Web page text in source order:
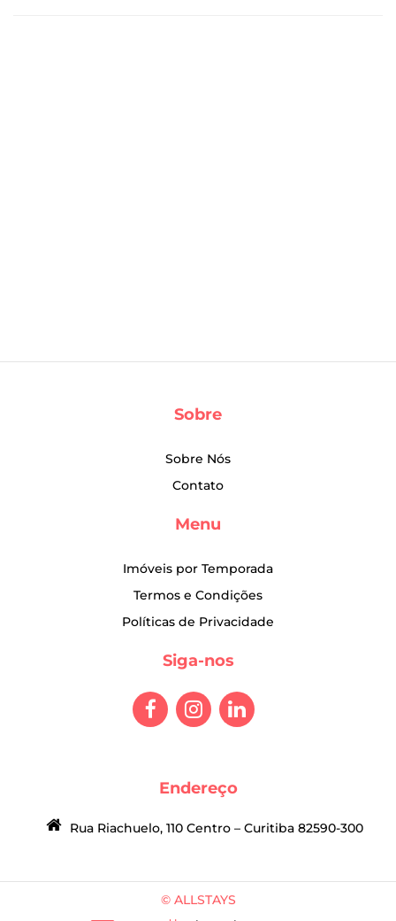
Sobre
Sobre Nós
Contato
Menu
Imóveis por Temporada
Termos e Condições
Políticas de Privacidade
Siga-nos
Endereço
Rua Riachuelo, 110 Centro – Curitiba 82590-300
© ALLSTAYS